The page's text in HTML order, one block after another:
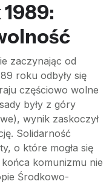
zaczynając od
roku odbyły się
częściowo wolne
były z góry
wynik zaskoczył
Solidarność
o które mogła się
komunizmu nie
Środkowo-